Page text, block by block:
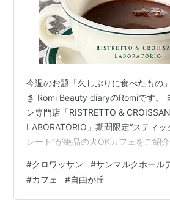
今週のお題「久しぶりに食べたもの
き Romi Beauty diaryのRomiです。
ン専門店「RISTRETTO &
LABORATORIO」期間限定“スティ
レート”が絶品の犬OKカフェをご紹
間限定「スティッククロワッサンプ
気に入りは「キウイ＆生ハム＆モッ
ラス＆ショコラ」も爽やかで美味し
#クロワッサン #サンマルクホール
#カフェ #自由が丘